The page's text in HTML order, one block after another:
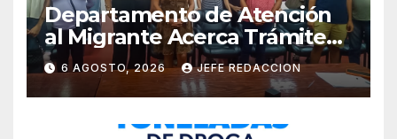
Departamento de Atención
al Migrante Acerca Trámite
de Pasaportes
Estadounidenses a
Residentes de Lázaro
Cárdenas
6 AGOSTO, 2026 JEFE REDACCION